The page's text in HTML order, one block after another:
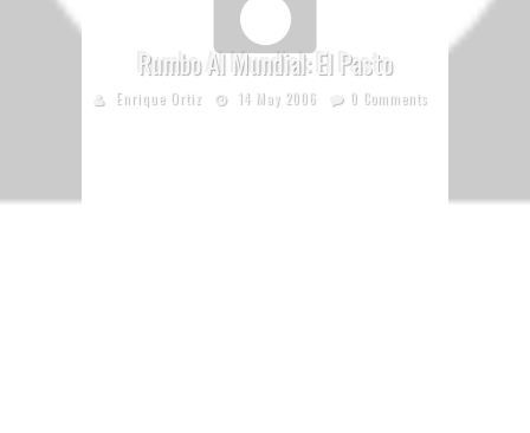
Rumbo Al Mundial: El Pasto
Enrique Ortiz 14 May 2006 0 Comments